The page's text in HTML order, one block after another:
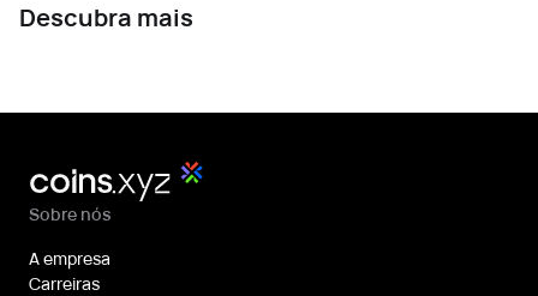
Descubra mais
Sobre nós
A empresa
Carreiras